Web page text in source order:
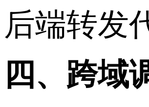
后端转发
四、跨域